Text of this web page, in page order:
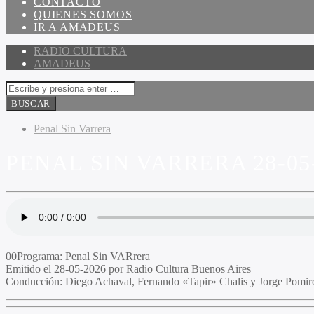
QUIENES SOMOS
IR A AMADEUS
RADIO CULTURA
AMADEUS
Penal Sin Varrera
00Programa: Penal Sin VARrera
Emitido el 28-05-2026 por Radio Cultura Buenos Aires
Conducción: Diego Achaval, Fernando «Tapir» Chalis y Jorge